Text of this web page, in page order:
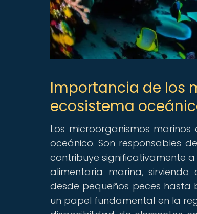
Importancia de los
ecosistema
Los microorganismos
oceánico. Son responsables
contribuye significativamente
alimentaria marina,
desde pequeños peces hasta
un papel fundamental en la